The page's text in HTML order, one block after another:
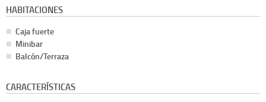
HABITACIONES
Caja fuerte
Minibar
Balcón/Terraza
CARACTERÍSTICAS